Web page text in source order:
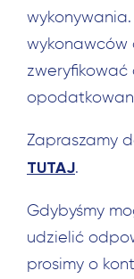
wykonawców
Zapraszamy
TUTAJ.
Gdybyśmy
udzielić
prosimy o